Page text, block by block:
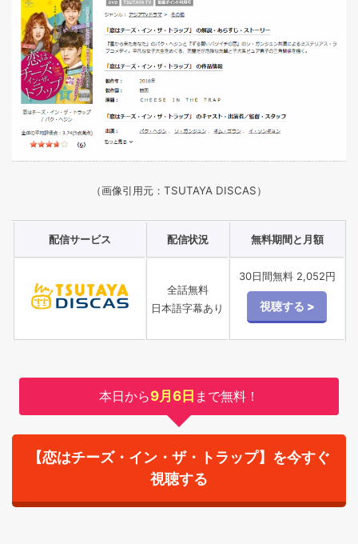
（画像引用元：TSUTAYA DISCAS）
配信サービス 配信状況 無料期間と月額
全話無料
日本語字幕あり
30日間無料 2,052円
本日から9月6日 まで無料！
【恋はチーズ・イン・ザ・トラップ】を今すぐ
視聴する